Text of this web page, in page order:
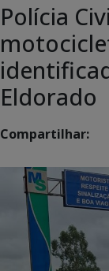
Polícia
Eldorado
Compartilhar: